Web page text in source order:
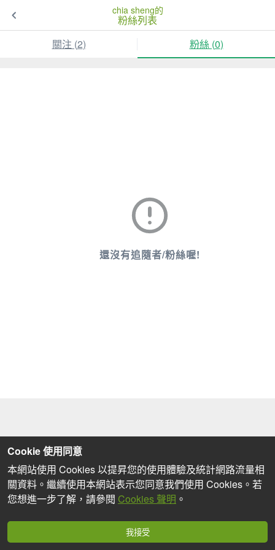
chia sheng的
粉絲列表
關注 (2) 粉絲 (0)
還沒有追隨者/粉絲喔!
Cookie 使用同意
本網站使用 Cookies 以提昇您的使用體驗及統計網路流量相
關資料。繼續使用本網站表示您同意我們使用 Cookies。若
您想進一步了解，請參閱 Cookies 聲明 。
我接受